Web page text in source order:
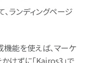
ランディングページ
能を使えば、マーケ
けずに｢Kairos3｣で